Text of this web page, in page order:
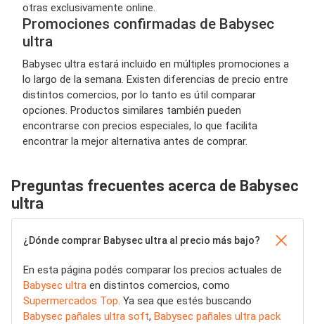
otras exclusivamente online.
Promociones confirmadas de Babysec
ultra
Babysec ultra estará incluido en múltiples promociones a
lo largo de la semana. Existen diferencias de precio entre
distintos comercios, por lo tanto es útil comparar
opciones. Productos similares también pueden
encontrarse con precios especiales, lo que facilita
encontrar la mejor alternativa antes de comprar.
Preguntas frecuentes acerca de Babysec
ultra
¿Dónde comprar Babysec ultra al precio más bajo?
En esta página podés comparar los precios actuales de
Babysec ultra en distintos comercios, como
Supermercados Top . Ya sea que estés buscando
Babysec pañales ultra soft, Babysec pañales ultra pack